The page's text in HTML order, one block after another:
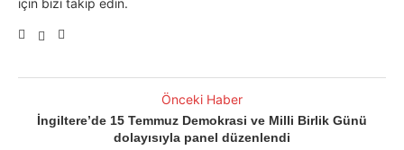
için bizi takip edin.
Önceki Haber
İngiltere’de 15 Temmuz Demokrasi ve Milli Birlik Günü
dolayısıyla panel düzenlendi